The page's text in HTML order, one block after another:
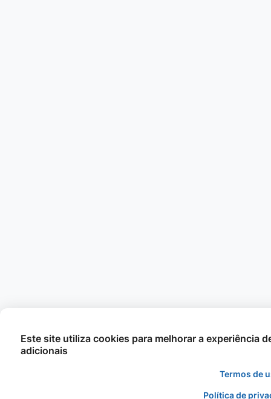
Este site utiliza cookies para melhorar a experiência
adicionais
Termos de
Política de